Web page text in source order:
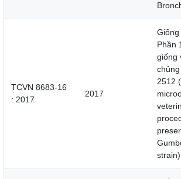
TCVN 8683-16
: 2017
2017
Giống
Phần
giống
2512
strain)